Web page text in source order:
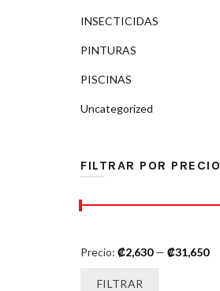
INSECTICIDAS
PINTURAS
PISCINAS
Uncategorized
FILTRAR POR PRECIO
FILTRAR
Precio: ₡2,630— ₡31,650